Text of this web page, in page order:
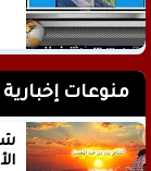
منوعات إخبارية